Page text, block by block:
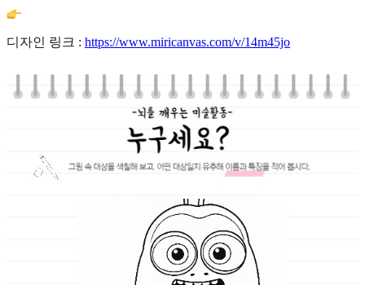
디자인 링크 : https://www.miricanvas.com/v/14m45jo